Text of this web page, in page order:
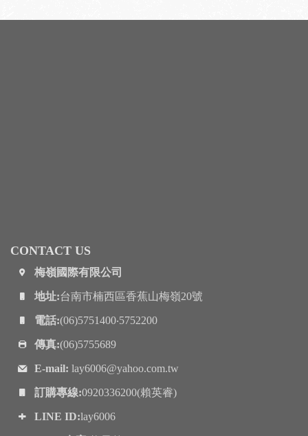
CONTACT US
梅嶺國際有限公司
地址:台南市楠西區香蕉山梅嶺20號
電話:(06)5751400‧5752200
傳真:(06)5755689
E-mail: lay6006@yahoo.com.tw
訂購專線:0920336200(賴英睿)
LINE ID:lay6006